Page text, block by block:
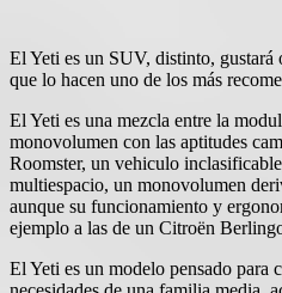
El Yeti es un SUV, distinto, gustará
que lo hacen uno de los más
El Yeti es una mezcla entre la
monovolumen con las aptitudes
Roomster, un vehiculo
multiespacio, un monovolumen
aunque su funcionamiento y
ejemplo a las de un Citroën
El Yeti es un modelo pensado para